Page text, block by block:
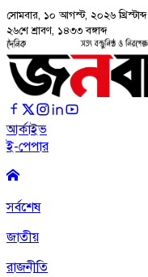
সোমবার, ১০ আগস্ট, ২০২৬ খ্রিস্টাব্দ
২৬শে শ্রাবণ, ১৪৩৩ বঙ্গাব্দ
আর্কাইভ
ই-পেপার
সর্বশেষ
জাতীয়
রাজনীতি